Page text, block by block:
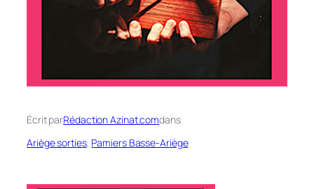
Écrit parRédaction Azinat.comdans
Ariège sorties, Pamiers Basse-Ariège